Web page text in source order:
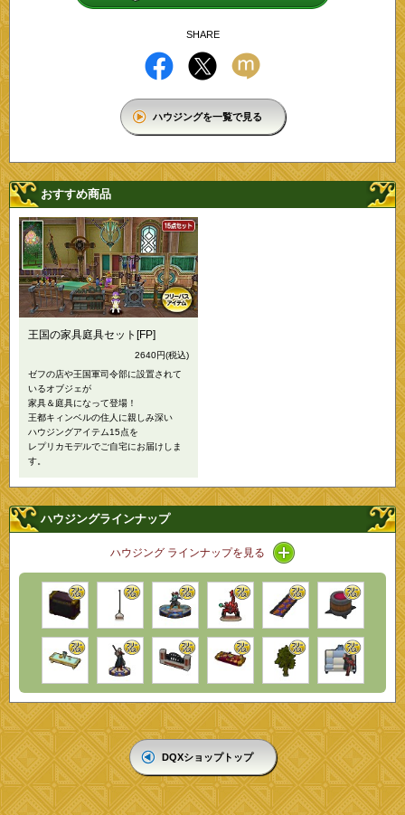
SHARE
ハウジングを一覧で見る
おすすめ商品
王国の家具庭具セット[FP]
2640円(税込)
ゼフの店や王国軍司令部に設置されて
いるオブジェが
家具＆庭具になって登場！
王都キィンベルの住人に親しみ深い
ハウジングアイテム15点を
レプリカモデルでご自宅にお届けしま
す。
ハウジングラインナップ
ハウジング ラインナップを見る アイコン / ラインナ
DQXショップトップ